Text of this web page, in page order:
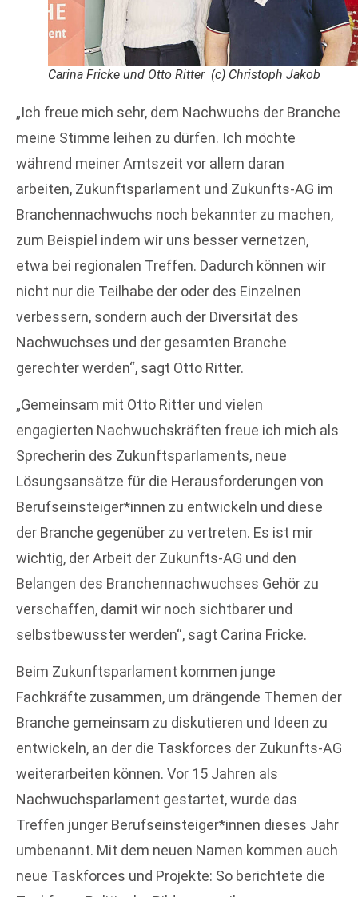
Carina Fricke und Otto Ritter (c) Christoph Jakob
„Ich freue mich sehr, dem Nachwuchs der Branche
meine Stimme leihen zu dürfen. Ich möchte
während meiner Amtszeit vor allem daran
arbeiten, Zukunftsparlament und Zukunfts-AG im
Branchennachwuchs noch bekannter zu machen,
zum Beispiel indem wir uns besser vernetzen,
etwa bei regionalen Treffen. Dadurch können wir
nicht nur die Teilhabe der oder des Einzelnen
verbessern, sondern auch der Diversität des
Nachwuchses und der gesamten Branche
gerechter werden“, sagt Otto Ritter.
„Gemeinsam mit Otto Ritter und vielen
engagierten Nachwuchskräften freue ich mich als
Sprecherin des Zukunftsparlaments, neue
Lösungsansätze für die Herausforderungen von
Berufseinsteiger*innen zu entwickeln und diese
der Branche gegenüber zu vertreten. Es ist mir
wichtig, der Arbeit der Zukunfts-AG und den
Belangen des Branchennachwuchses Gehör zu
verschaffen, damit wir noch sichtbarer und
selbstbewusster werden“, sagt Carina Fricke.
Beim Zukunftsparlament kommen junge
Fachkräfte zusammen, um drängende Themen der
Branche gemeinsam zu diskutieren und Ideen zu
entwickeln, an der die Taskforces der Zukunfts-AG
weiterarbeiten können. Vor 15 Jahren als
Nachwuchsparlament gestartet, wurde das
Treffen junger Berufseinsteiger*innen dieses Jahr
umbenannt. Mit dem neuen Namen kommen auch
neue Taskforces und Projekte: So berichtete die